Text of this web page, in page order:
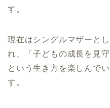
す。
現在はシングルマザーと
れ、「子どもの成長を見
という生き方を楽しんで
す。